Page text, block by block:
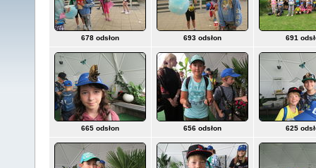
678 odsłon 693 odsłon 691
665 odsłon 656 odsłon 625